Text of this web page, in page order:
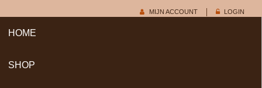
MIJN ACCOUNT LOGIN
HOME
SHOP